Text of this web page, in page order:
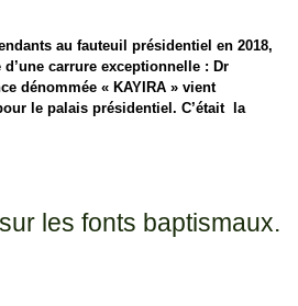
au fauteuil présidentiel en 2018,
carrure exceptionnelle : Dr
dénommée « KAYIRA » vient
le palais présidentiel. C’était la
les fonts baptismaux.